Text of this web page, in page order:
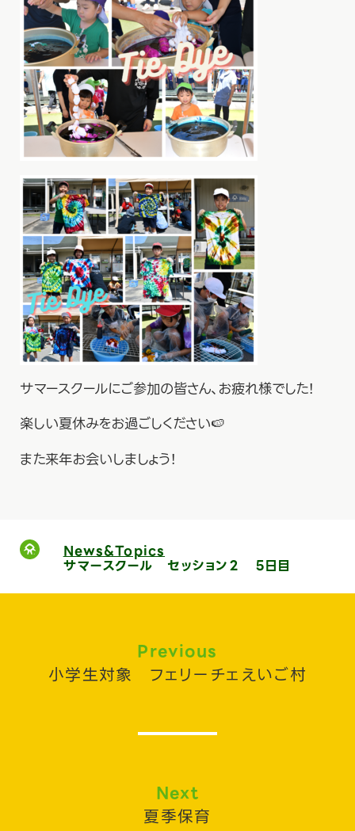
サマースクールにご参加の皆さん、お疲れ様でした！
楽しい夏休みをお過ごしください🍉
また来年お会いしましょう！
News&Topics
サマースクール セッション２ ５日目
Previous
小学生対象 フェリーチェえいご村
Next
夏季保育